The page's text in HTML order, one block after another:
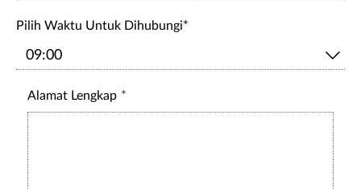
Pilih Waktu Untuk Dihubungi*
Alamat Lengkap